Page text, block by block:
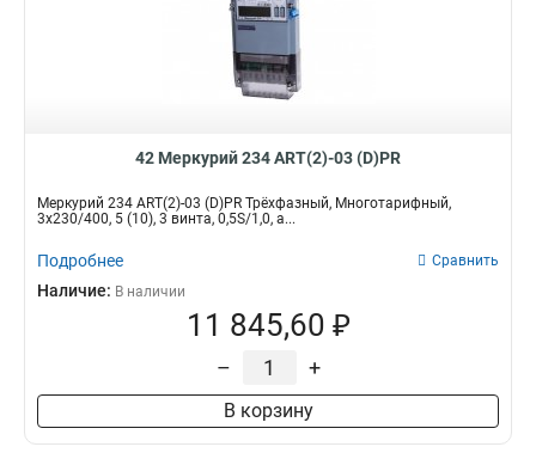
42 Меркурий 234 ART(2)-03 (D)PR
Меркурий 234 ART(2)-03 (D)PR Трёхфазный, Многотарифный,
3x230/400, 5 (10), 3 винта, 0,5S/1,0, а...
Подробнее Сравнить
Наличие: В наличии
11 845,60 ₽
– +
В корзину